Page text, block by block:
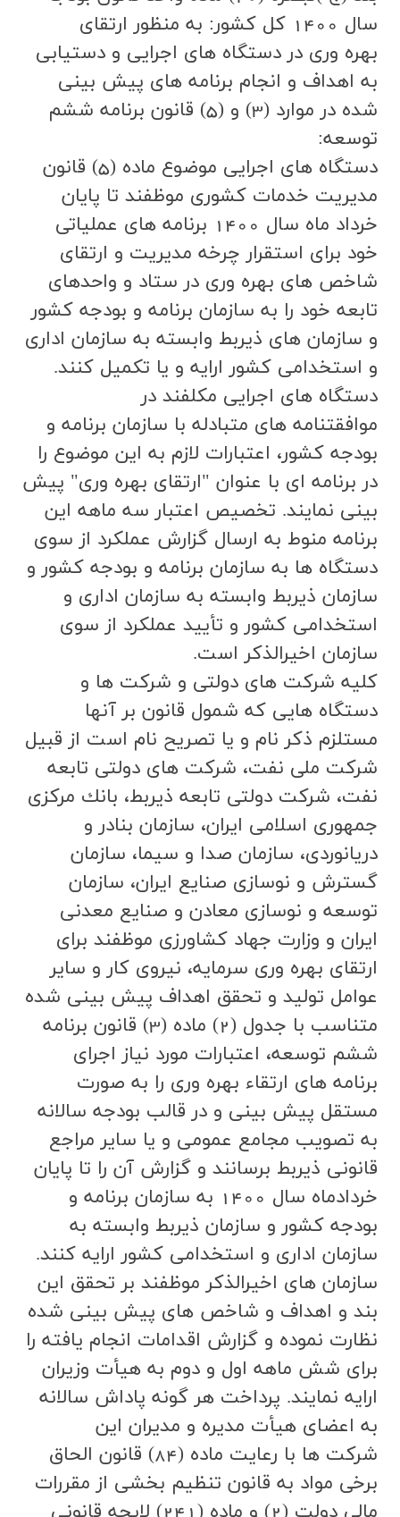
سال 1400 کل کشور: به منظور ارتقاي
بهره وري در دستگاه هاي اجرايي و دستيابي
به اهداف و انجام برنامه هاي پيش بيني
شده در موارد (3) و (5) قانون برنامه ششم
توسعه:
دستگاه هاي اجرايي موضوع ماده (5) قانون
مديريت خدمات كشوري موظفند تا پايان
خرداد ماه سال 1400 برنامه هاي عملياتي
خود براي استقرار چرخه مديريت و ارتقاي
شاخص هاي بهره وري در ستاد و واحدهاي
تابعه خود را به سازمان برنامه و بودجه كشور
و سازمان هاي ذيربط وابسته به سازمان اداري
و استخدامي كشور ارايه و يا تكميل كنند.
دستگاه هاي اجرايي مكلفند در
موافقتنامه هاي متبادله با سازمان برنامه و
بودجه كشور، اعتبارات لازم به اين موضوع را
در برنامه اي با عنوان "ارتقاي بهره وري" پيش
بيني نمايند. تخصيص اعتبار سه ماهه اين
برنامه منوط به ارسال گزارش عملكرد از سوي
دستگاه ها به سازمان برنامه و بودجه كشور و
سازمان ذيربط وابسته به سازمان اداري و
استخدامي كشور و تأييد عملكرد از سوي
سازمان اخيرالذكر است.
كليه شركت هاي دولتي و شركت ها و
دستگاه هايي كه شمول قانون بر آنها
مستلزم ذكر نام و يا تصريح نام است از قبيل
شركت ملي نفت، شركت هاي دولتي تابعه
نفت، شركت دولتي تابعه ذيربط، بانك مركزي
جمهوري اسلامي ايران، سازمان بنادر و
دريانوردي، سازمان صدا و سيما، سازمان
گسترش و نوسازي صنايع ايران، سازمان
توسعه و نوسازي معادن و صنايع معدني
ايران و وزارت جهاد كشاورزي موظفند براي
ارتقاي بهره وري سرمايه، نيروي كار و ساير
عوامل توليد و تحقق اهداف پيش بيني شده
متناسب با جدول (2) ماده (3) قانون برنامه
ششم توسعه، اعتبارات مورد نياز اجراي
برنامه هاي ارتقاء بهره وري را به صورت
مستقل پيش بيني و در قالب بودجه سالانه
به تصويب مجامع عمومي و يا ساير مراجع
قانوني ذيربط برسانند و گزارش آن را تا پايان
خردادماه سال 1400 به سازمان برنامه و
بودجه كشور و سازمان ذيربط وابسته به
سازمان اداري و استخدامي كشور ارايه كنند.
سازمان هاي اخيرالذكر موظفند بر تحقق اين
بند و اهداف و شاخص هاي پيش بيني شده
نظارت نموده و گزارش اقدامات انجام يافته را
براي شش ماهه اول و دوم به هيأت وزيران
ارايه نمايند. پرداخت هر گونه پاداش سالانه
به اعضاي هيأت مديره و مديران اين
شركت ها با رعايت ماده (84) قانون الحاق
برخي مواد به قانون تنظيم بخشي از مقررات